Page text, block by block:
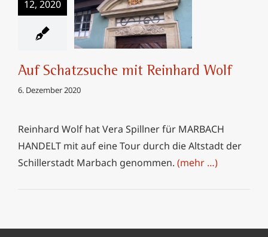
12, 2020
Auf Schatzsuche mit
Reinhard Wolf
Auf Schatzsuche mit Reinhard Wolf
6. Dezember 2020
Reinhard Wolf hat Vera Spillner für MARBACH
HANDELT mit auf eine Tour durch die Altstadt der
Schillerstadt Marbach genommen. (mehr …)